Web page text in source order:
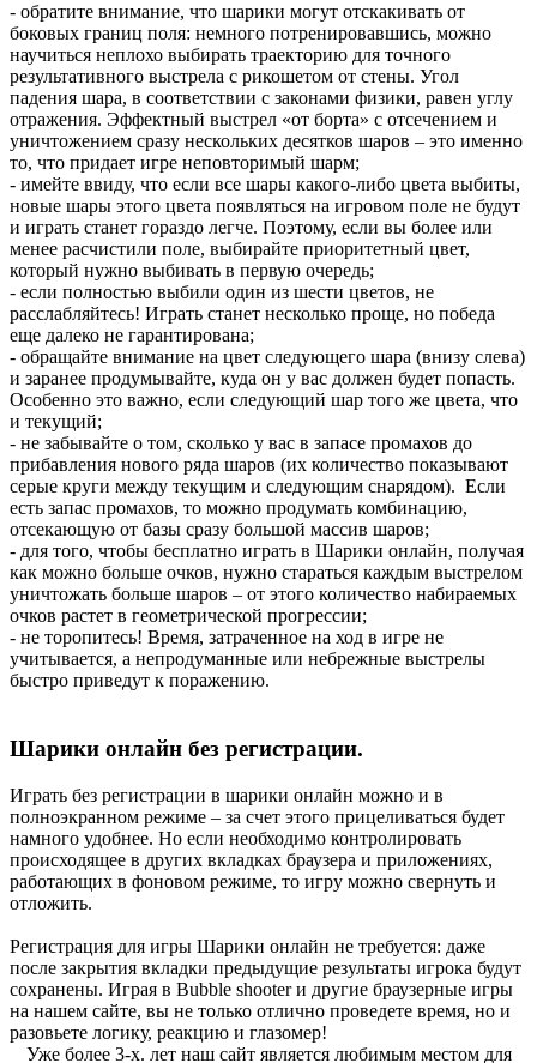
- обратите внимание, что шарики могут отскакивать от
боковых границ поля: немного потренировавшись, можно
научиться неплохо выбирать траекторию для точного
результативного выстрела с рикошетом от стены. Угол
падения шара, в соответствии с законами физики, равен углу
отражения. Эффектный выстрел «от борта» с отсечением и
уничтожением сразу нескольких десятков шаров – это именно
то, что придает игре неповторимый шарм;
- имейте ввиду, что если все шары какого-либо цвета выбиты,
новые шары этого цвета появляться на игровом поле не будут
и играть станет гораздо легче. Поэтому, если вы более или
менее расчистили поле, выбирайте приоритетный цвет,
который нужно выбивать в первую очередь;
- если полностью выбили один из шести цветов, не
расслабляйтесь! Играть станет несколько проще, но победа
еще далеко не гарантирована;
- обращайте внимание на цвет следующего шара (внизу слева)
и заранее продумывайте, куда он у вас должен будет попасть.
Особенно это важно, если следующий шар того же цвета, что
и текущий;
- не забывайте о том, сколько у вас в запасе промахов до
прибавления нового ряда шаров (их количество показывают
серые круги между текущим и следующим снарядом). Если
есть запас промахов, то можно продумать комбинацию,
отсекающую от базы сразу большой массив шаров;
- для того, чтобы бесплатно играть в Шарики онлайн, получая
как можно больше очков, нужно стараться каждым выстрелом
уничтожать больше шаров – от этого количество набираемых
очков растет в геометрической прогрессии;
- не торопитесь! Время, затраченное на ход в игре не
учитывается, а непродуманные или небрежные выстрелы
быстро приведут к поражению.
Шарики онлайн без регистрации.
Играть без регистрации в шарики онлайн можно и в
полноэкранном режиме – за счет этого прицеливаться будет
намного удобнее. Но если необходимо контролировать
происходящее в других вкладках браузера и приложениях,
работающих в фоновом режиме, то игру можно свернуть и
отложить.
Регистрация для игры Шарики онлайн не требуется: даже
после закрытия вкладки предыдущие результаты игрока будут
сохранены. Играя в Bubble shooter и другие браузерные игры
на нашем сайте, вы не только отлично проведете время, но и
разовьете логику, реакцию и глазомер!
Уже более 3-х. лет наш сайт является любимым местом для